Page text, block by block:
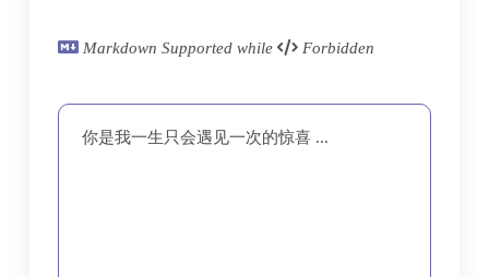
Markdown Supported while Forbidden
你是我一生只会遇见一次的惊喜 ...